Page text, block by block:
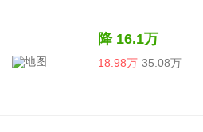
降 16.1万
18.98万 35.08万